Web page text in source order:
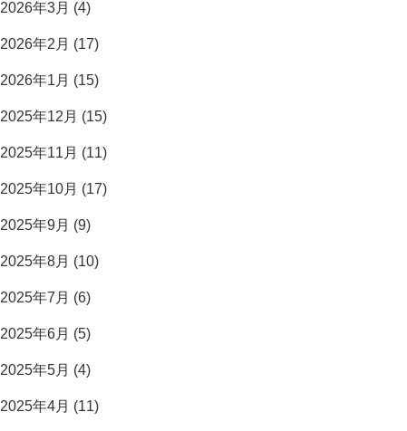
2026年3月 (4)
2026年2月 (17)
2026年1月 (15)
2025年12月 (15)
2025年11月 (11)
2025年10月 (17)
2025年9月 (9)
2025年8月 (10)
2025年7月 (6)
2025年6月 (5)
2025年5月 (4)
2025年4月 (11)